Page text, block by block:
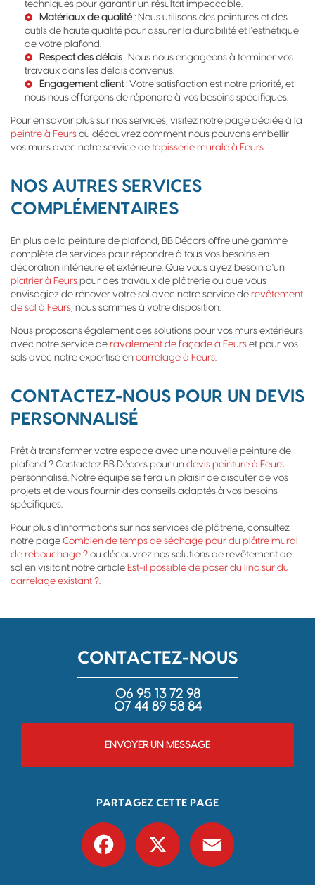
techniques pour garantir un résultat impeccable.
Matériaux de qualité: Nous utilisons des peintures et des
outils de haute qualité pour assurer la durabilité et l'esthétique
de votre plafond.
Respect des délais : Nous nous engageons à terminer vos
travaux dans les délais convenus.
Engagement client: Votre satisfaction est notre priorité, et
nous nous efforçons de répondre à vos besoins spécifiques.
Pour en savoir plus sur nos services, visitez notre page dédiée à la
peintre à Feurs ou découvrez comment nous pouvons embellir
vos murs avec notre service de tapisserie murale à Feurs.
NOS AUTRES SERVICES
COMPLÉMENTAIRES
En plus de la peinture de plafond, BB Décors offre une gamme
complète de services pour répondre à tous vos besoins en
décoration intérieure et extérieure. Que vous ayez besoin d'un
platrier à Feurs pour des travaux de plâtrerie ou que vous
envisagiez de rénover votre sol avec notre service de revêtement
de sol à Feurs, nous sommes à votre disposition.
Nous proposons également des solutions pour vos murs extérieurs
avec notre service de ravalement de façade à Feurs et pour vos
sols avec notre expertise en carrelage à Feurs.
CONTACTEZ-NOUS POUR UN DEVIS
PERSONNALISÉ
Prêt à transformer votre espace avec une nouvelle peinture de
plafond ? Contactez BB Décors pour un devis peinture à Feurs
personnalisé. Notre équipe se fera un plaisir de discuter de vos
projets et de vous fournir des conseils adaptés à vos besoins
spécifiques.
Pour plus d'informations sur nos services de plâtrerie, consultez
notre page Combien de temps de séchage pour du plâtre mural
de rebouchage ? ou découvrez nos solutions de revêtement de
sol en visitant notre article Est-il possible de poser du lino sur du
carrelage existant ?.
CONTACTEZ-NOUS
06 95 13 72 98
07 44 89 58 84
ENVOYER UN MESSAGE
PARTAGEZ CETTE PAGE
Facebook